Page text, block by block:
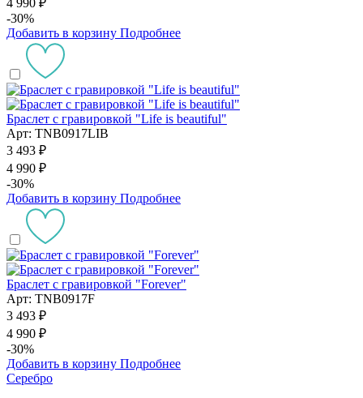
4 990 ₽
-30%
Добавить в корзину Подробнее
Браслет с гравировкой "Life is beautiful"
Арт: TNB0917LIB
3 493 ₽
4 990 ₽
-30%
Добавить в корзину Подробнее
Браслет с гравировкой "Forever"
Арт: TNB0917F
3 493 ₽
4 990 ₽
-30%
Добавить в корзину Подробнее
Серебро